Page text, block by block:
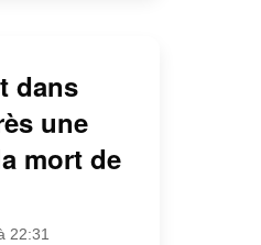
dans
une
mort de
22:31